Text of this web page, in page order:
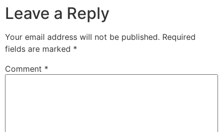
Leave a Reply
Your email address will not be published. Required
fields are marked *
Comment *